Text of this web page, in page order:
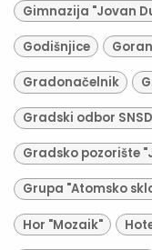
Gimnazija "Jovan
Godišnjice
Gradonačelnik
Gradski odbor
Gradsko pozorište
Grupa "Atomsko
Hor "Mozaik"